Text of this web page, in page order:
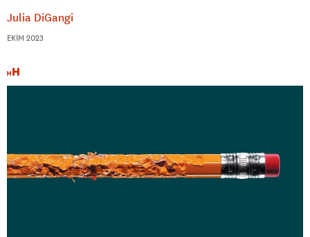
Julia DiGangi
EKIM 2023